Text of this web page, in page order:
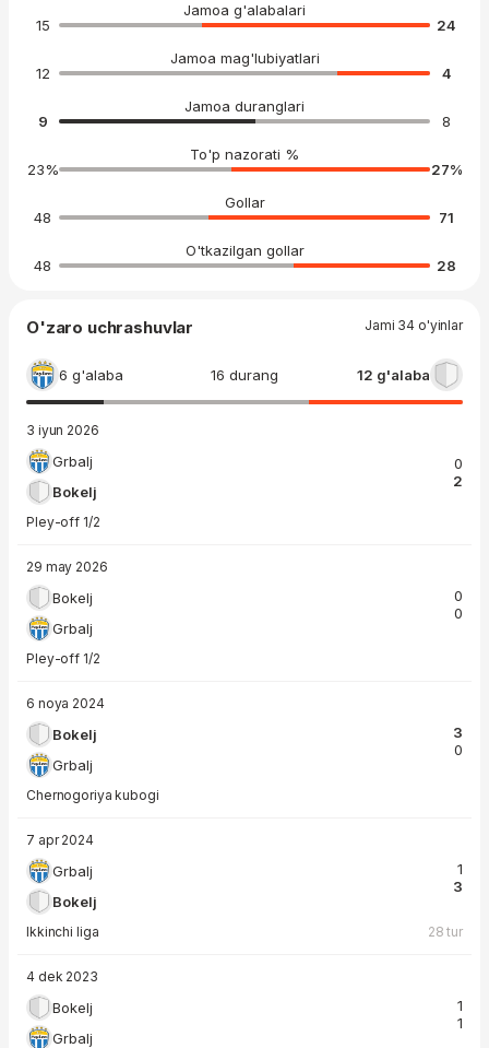
Jamoa g'alabalari
15
24
Jamoa mag'lubiyatlari
12
4
Jamoa duranglari
9
8
To'p nazorati %
23% 27%
Gollar
48
71
O'tkazilgan gollar
48
28
O'zaro uchrashuvlar Jami 34 o'yinlar
6 g'alaba 16 durang 12 g'alaba
3 iyun 2026
Grbalj
Bokelj
0
2
Pley-off 1/2
29 may 2026
Bokelj
Grbalj
0
0
Pley-off 1/2
6 noya 2024
Bokelj
Grbalj
3
0
Chernogoriya kubogi
7 apr 2024
Grbalj
Bokelj
1
3
Ikkinchi liga 28 tur
4 dek 2023
Bokelj
Grbalj
1
1